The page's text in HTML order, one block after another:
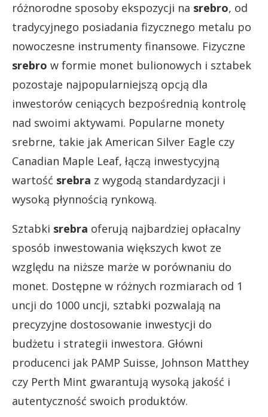
różnorodne sposoby ekspozycji na srebro, od
tradycyjnego posiadania fizycznego metalu po
nowoczesne instrumenty finansowe. Fizyczne
srebro w formie monet bulionowych i sztabek
pozostaje najpopularniejszą opcją dla
inwestorów ceniących bezpośrednią kontrolę
nad swoimi aktywami. Popularne monety
srebrne, takie jak American Silver Eagle czy
Canadian Maple Leaf, łączą inwestycyjną
wartość srebra z wygodą standardyzacji i
wysoką płynnością rynkową.
Sztabki srebra oferują najbardziej opłacalny
sposób inwestowania większych kwot ze
względu na niższe marże w porównaniu do
monet. Dostępne w różnych rozmiarach od 1
uncji do 1000 uncji, sztabki pozwalają na
precyzyjne dostosowanie inwestycji do
budżetu i strategii inwestora. Główni
producenci jak PAMP Suisse, Johnson Matthey
czy Perth Mint gwarantują wysoką jakość i
autentyczność swoich produktów.